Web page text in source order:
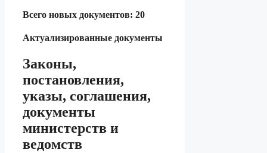
Всего новых документов: 20
Актуализированные документы
Законы,
постановления,
указы, соглашения,
документы
министерств и
ведомств